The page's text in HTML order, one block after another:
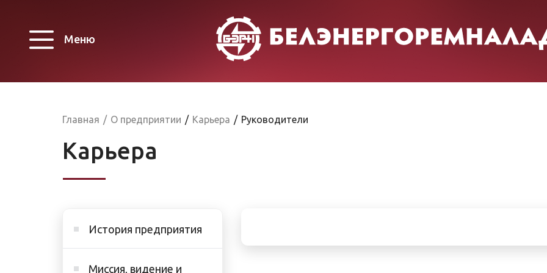
Меню
Главная / О предприятии / Карьера / Руководители
Карьера
История предприятия
Миссия, видение и